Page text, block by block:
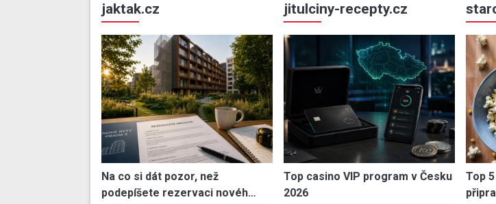
jaktak.cz
Na co si dát pozor, než
podepíšete rezervaci novéh…
jitulciny-recepty.cz
Top casino VIP program v Česku
2026
Top